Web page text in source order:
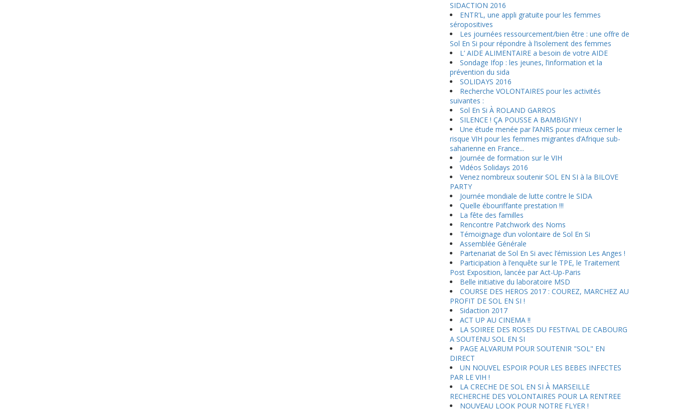
SIDACTION 2016
ENTR’L, une appli gratuite pour les femmes
séropositives
Les journées ressourcement/bien être : une offre de
Sol En Si pour répondre à l’isolement des femmes
L’ AIDE ALIMENTAIRE a besoin de votre AIDE
Sondage Ifop : les jeunes, l’information et la
prévention du sida
SOLIDAYS 2016
Recherche VOLONTAIRES pour les activités
suivantes :
Sol En Si À ROLAND GARROS
SILENCE ! ÇA POUSSE A BAMBIGNY !
Une étude menée par l’ANRS pour mieux cerner le
risque VIH pour les femmes migrantes d’Afrique sub-
saharienne en France...
Journée de formation sur le VIH
Vidéos Solidays 2016
Venez nombreux soutenir SOL EN SI à la BILOVE
PARTY
Journée mondiale de lutte contre le SIDA
Quelle ébouriffante prestation !!!
La fête des familles
Rencontre Patchwork des Noms
Témoignage d’un volontaire de Sol En Si
Assemblée Générale
Partenariat de Sol En Si avec l’émission Les Anges !
Participation à l’enquête sur le TPE, le Traitement
Post Exposition, lancée par Act-Up-Paris
Belle initiative du laboratoire MSD
COURSE DES HEROS 2017 : COUREZ, MARCHEZ AU
PROFIT DE SOL EN SI !
Sidaction 2017
ACT UP AU CINEMA !!
LA SOIREE DES ROSES DU FESTIVAL DE CABOURG
A SOUTENU SOL EN SI
PAGE ALVARUM POUR SOUTENIR "SOL" EN
DIRECT
UN NOUVEL ESPOIR POUR LES BEBES INFECTES
PAR LE VIH !
LA CRECHE DE SOL EN SI À MARSEILLE
RECHERCHE DES VOLONTAIRES POUR LA RENTREE
NOUVEAU LOOK POUR NOTRE FLYER !